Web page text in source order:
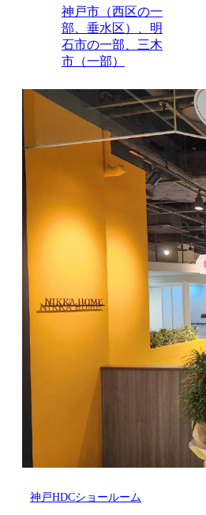
神戸市（西区の一
部、垂水区）、明
石市の一部、三木
市（一部）
神戸HDCショールーム